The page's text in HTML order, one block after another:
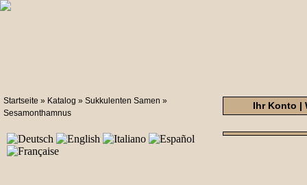
Startseite » Katalog » Sukkulenten Samen »
Sesamonthamnus
Ihr Konto |